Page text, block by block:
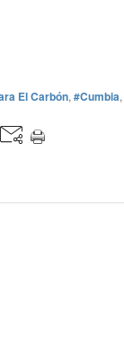
El Carbón, #Cumbia,